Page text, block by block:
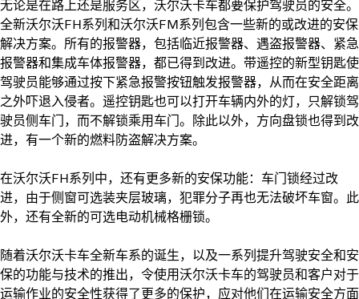
无论是在路上还是服务区，沃尔沃卡车都要保护驾驶员的安全。
全新沃尔沃FH系列和沃尔沃FM系列包含一些新的或改进的安保
解决方案。所有的报警器，包括临近报警器、遇盗报警器、紧急
报警器和集成车体报警器，都已得到改进。带遥控的新型钥匙使
驾驶员能够通过按下紧急报警按钮触发报警器，从而在安全距离
之外吓退入侵者。遥控钥匙也可以打开车辆内外的灯，只解锁驾
驶员侧车门，而不解锁乘用车门。除此以外，方向盘锁也得到改
进，有一个新的燃料防盗解决方案。
在沃尔沃FH系列中，还有更多新的安保功能：车门锁经过改
进，由于侧窗可选装夹层玻璃，犯罪分子再也无法破坏车窗。此
外，还有全新的可选电动机械格栅锁。
随着沃尔沃卡车全新车系的诞生，以及一系列提升驾驶安全和安
保的功能与技术的推出，令使用沃尔沃卡车的驾驶员和客户对于
运输作业的安全性获得了更多的保护，应对他们在运输安全方面